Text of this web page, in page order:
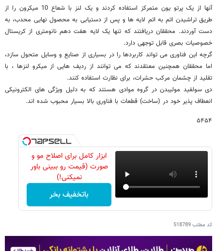
آنها از یک پرتو یون متمرکز استفاده کردند و یک لنز با شعاع 10 میکرون را از
طریق تراشیدن اتم به اتم لایه ها و پس از دستیابی به محصول نهایی محدب، به
دست آوردند. محققان دریافتند که تنها یک لایه هفت دهم نانومتری از کریستال
خصوصیات بصری قابل توجهی دارد.
گرچه این فناوری می تواند کاربردها را در بسیاری از صنایع و وسایل متحول سازد،
اما محققان همچنین معتقدند که می توانند از ردیف هایی از میکرو لنزها ، با
تقلید از چشمان مرکب حشرات، برای نظارت استفاده کنند.
دی سولفید مولیبدن در گروه موادی هستند که به دلیل ویژگی های الکترونیکی
انعطاف پذیر خود در (ساخت) قطعات با فناوری بالا بسیار محبوب شده اند.
۵۴۵۴
ابزار کامل برای اصلاح مو و
صورت (قیمت رو ببینی باور
نمیکنی!)
باتخفیف بخر
کد مطلب518789